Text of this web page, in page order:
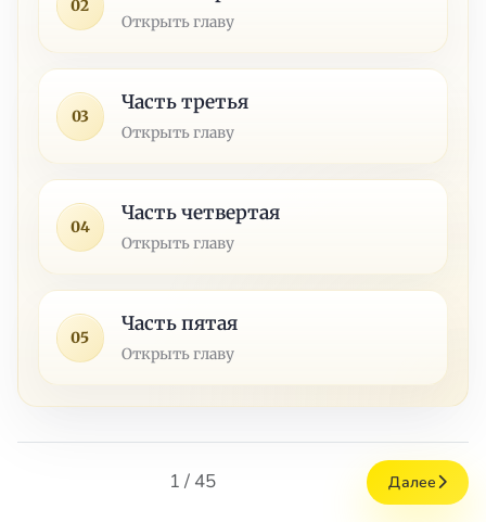
02
Открыть главу
03
Часть третья
Открыть главу
04
Часть четвертая
Открыть главу
05
Часть пятая
Открыть главу
1 / 45 Далее